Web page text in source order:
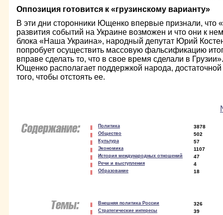
Оппозиция готовится к «грузинскому варианту»
В эти дни сторонники Ющенко впервые признали, что
развития событий на Украине возможен и что они к
блока «Наша Украина», народный депутат Юрий
попробует осуществить массовую фальсификацию
вправе сделать то, что в свое время сделали в
Ющенко располагает поддержкой народа,
того, чтобы отстоять ее.
Политика 3878
Общество 502
Культура 57
Экономика 1107
История международных отношений 47
Речи и выступления 4
Образование 18
Внешняя политика России 326
Стратегические интересы 39